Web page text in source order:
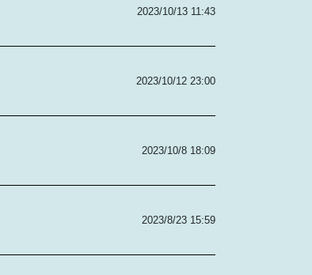
2023/10/13 11:43
2023/10/12 23:00
2023/10/8 18:09
2023/8/23 15:59